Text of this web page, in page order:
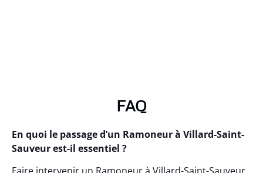
FAQ
En quoi le passage d’un Ramoneur à Villard-Saint-
Sauveur est-il essentiel ?